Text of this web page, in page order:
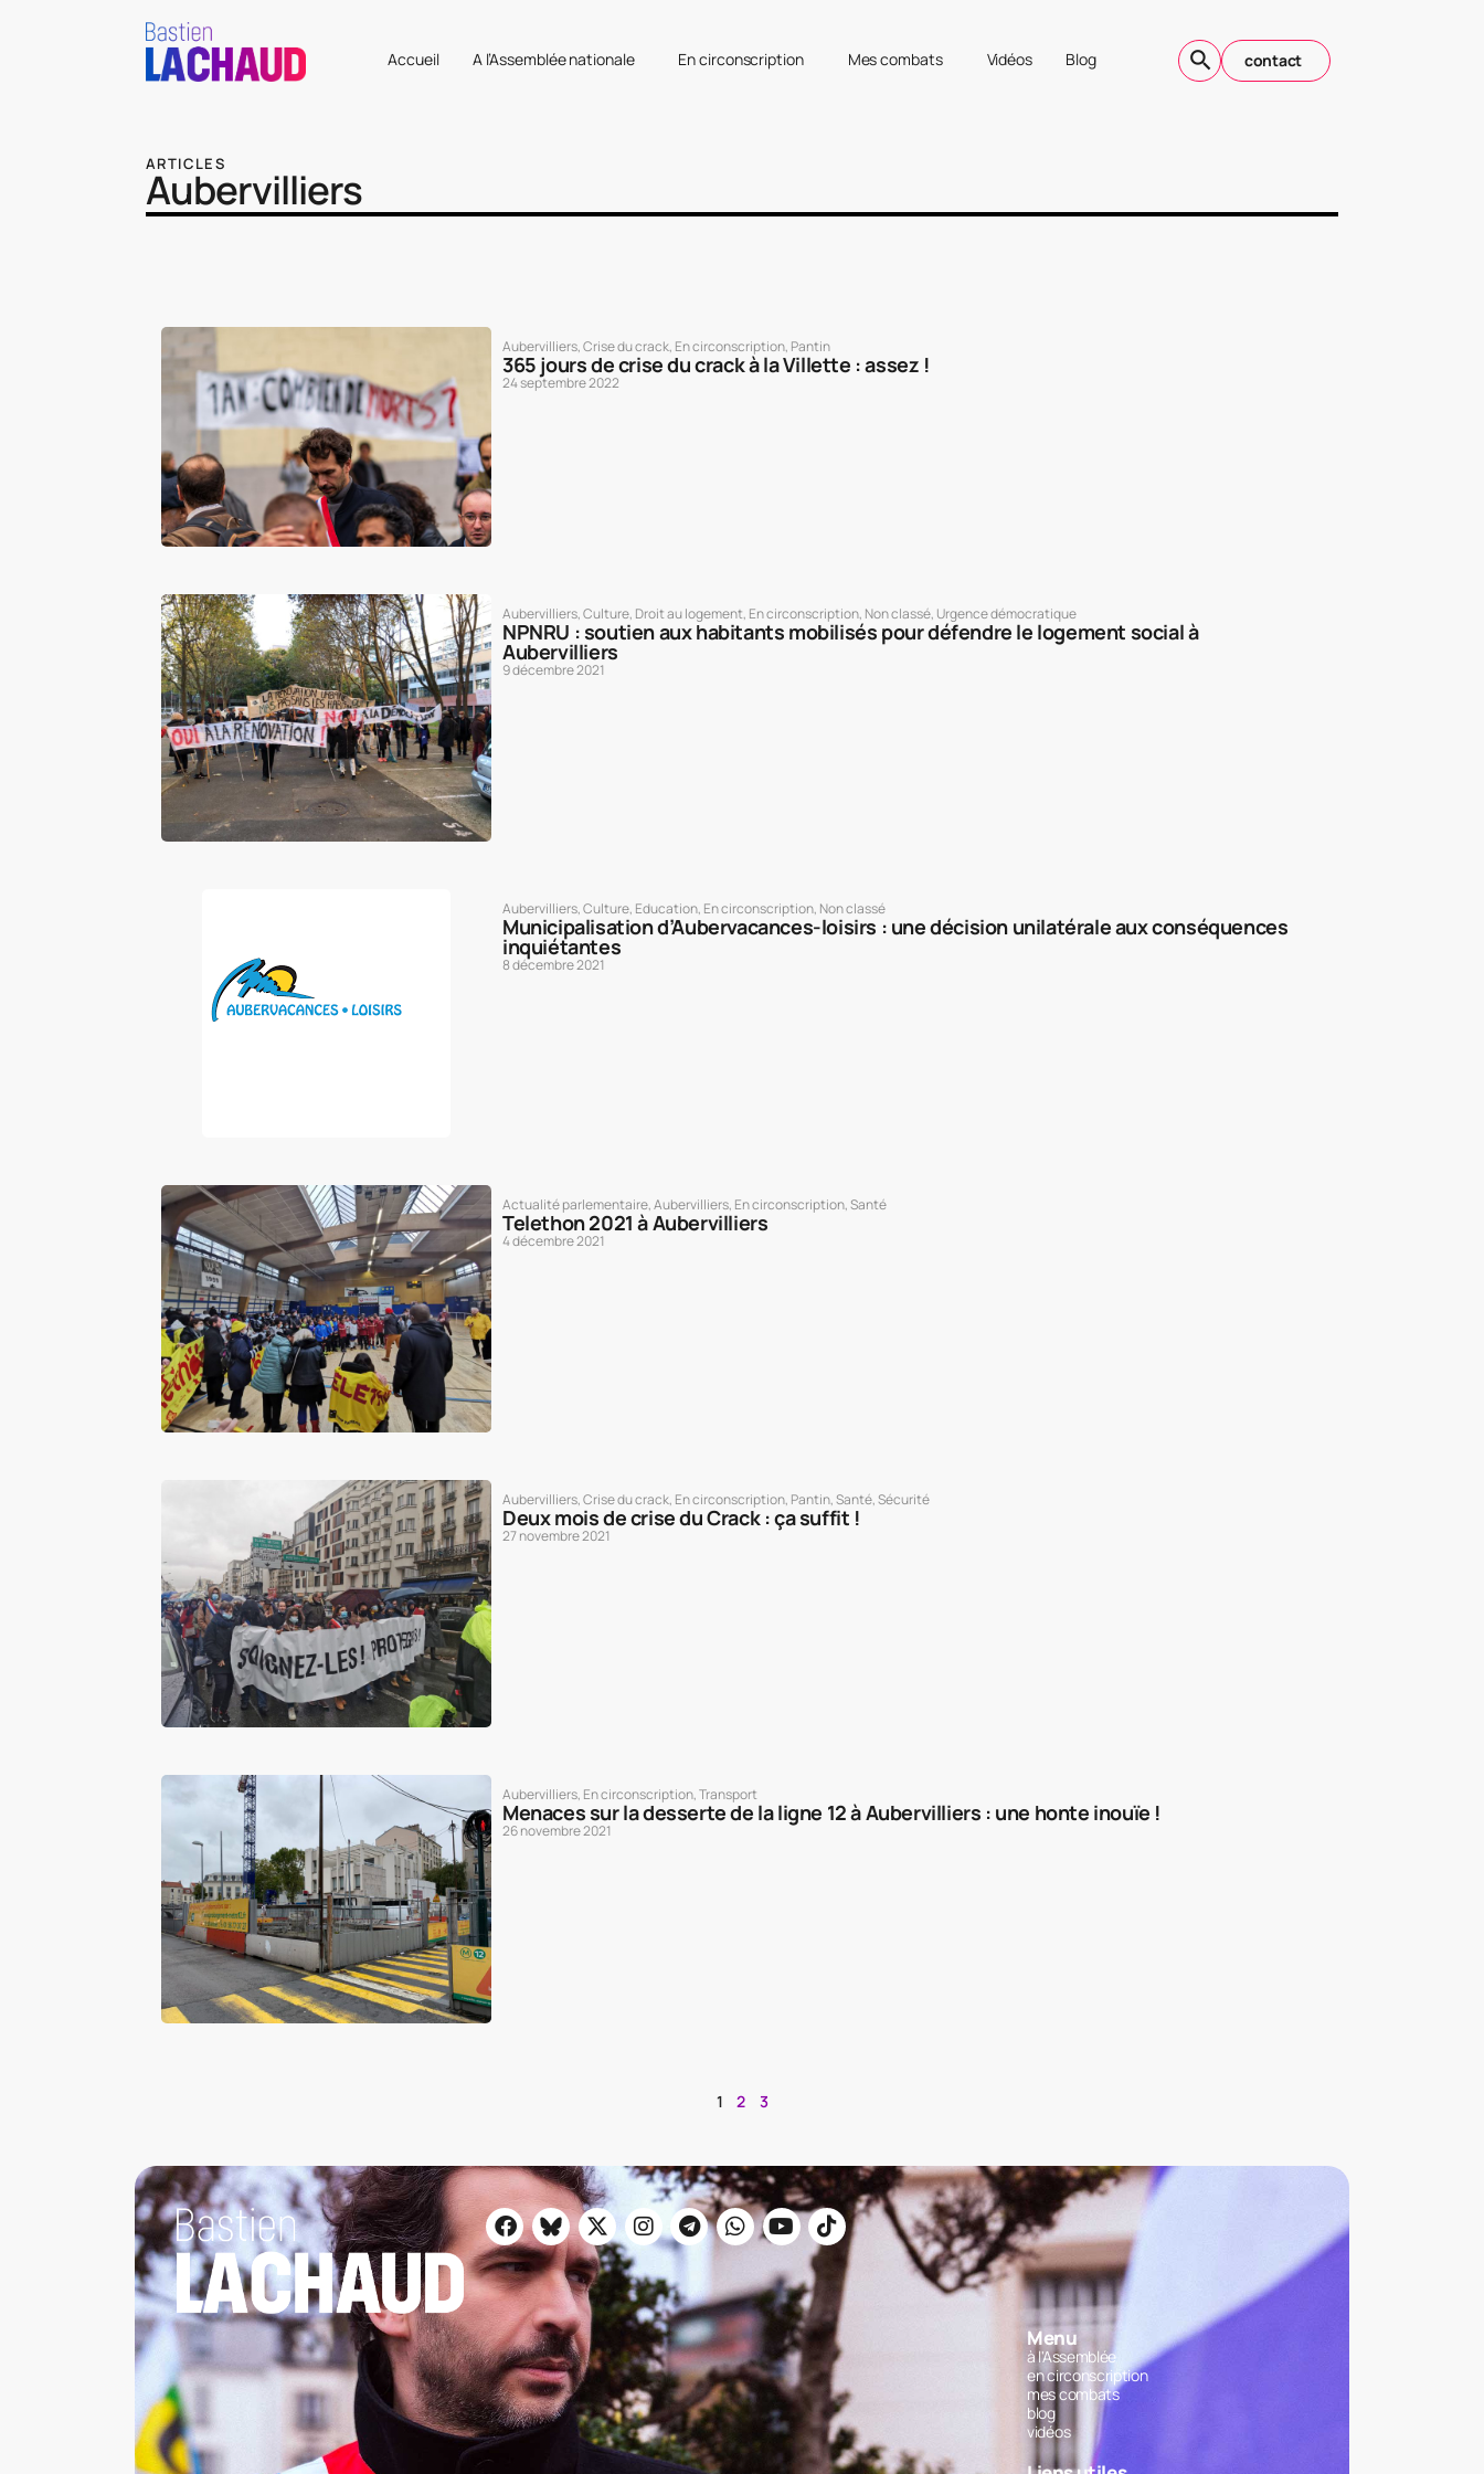
Accueil A l’Assemblée nationale En circonscription Mes combats Vidéos Blog contact
ARTICLES
Aubervilliers
Aubervilliers,Crise du crack, En circonscription, Pantin
365 jours de crise du crack à la Villette : assez !
24 septembre 2022
Aubervilliers,Culture, Droit au logement, En circonscription, Non classé, Urgence démocratique
NPNRU : soutien aux habitants mobilisés pour défendre le logement social à
Aubervilliers
9 décembre 2021
Aubervilliers,Culture, Education, En circonscription, Non classé
Municipalisation d’Aubervacances-loisirs : une décision unilatérale aux conséquences
inquiétantes
8 décembre 2021
Actualité parlementaire,Aubervilliers, En circonscription,Santé
Telethon 2021 à Aubervilliers
4 décembre 2021
Aubervilliers,Crise du crack, En circonscription, Pantin,Santé,Sécurité
Deux mois de crise du Crack : ça suffit !
27 novembre 2021
Aubervilliers, En circonscription,Transport
Menaces sur la desserte de la ligne 12 à Aubervilliers : une honte inouïe !
26 novembre 2021
1 2 3
Menu
à l'Assemblée
en circonscription
mes combats
blog
vidéos